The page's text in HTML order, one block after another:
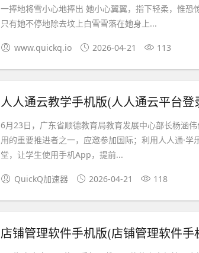
一捧地将雪小心地捧出 她小心翼翼，指下轻柔，惟恐
只有她不停地除去坟上白雪雪落在她身上...
www.quickq.io 2026-04-21 113
人人通云教学手机版(人人通云平台登
6月23日，广东省顺德教育局教育发展中心部长杨涵
用的重要推进者之一，应邀参加国际；利用人人通·
堂，让学生使用手机App，提前...
QuickQ加速器 2026-04-21 118
店铺管理软件手机版(店铺管理软件手